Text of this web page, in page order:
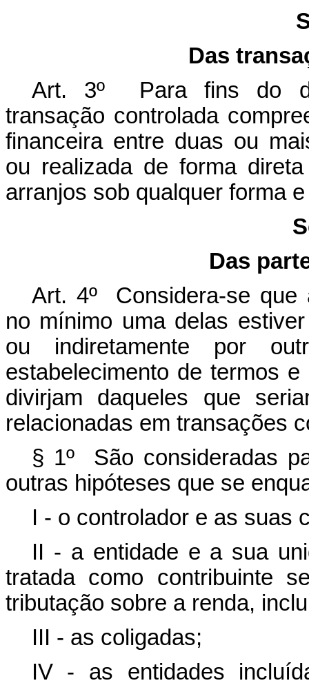
Das
Art. 3º Para fins do
transação controlada
financeira entre duas ou
ou realizada de forma
arranjos sob qualquer
Das
Art. 4º Considera-se que
no mínimo uma delas
ou indiretamente por
estabelecimento de termos
divirjam daqueles que
relacionadas em
§ 1º São consideradas
outras hipóteses que se
I - o controlador e as suas
II - a entidade e a sua
tratada como contribuinte
tributação sobre a renda,
III - as coligadas;
IV - as entidades